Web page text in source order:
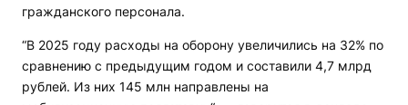
гражданского персонала.
“В 2025 году расходы на оборону увеличились на 32% по
сравнению с предыдущим годом и составили 4,7 млрд
рублей. Из них 145 млн направлены на